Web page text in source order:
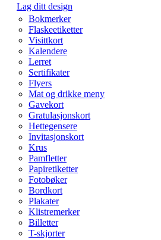
Lag ditt design
Bokmerker
Flaskeetiketter
Visittkort
Kalendere
Lerret
Sertifikater
Flyers
Mat og drikke meny
Gavekort
Gratulasjonskort
Hettegensere
Invitasjonskort
Krus
Pamfletter
Papiretiketter
Fotobøker
Bordkort
Plakater
Klistremerker
Billetter
T-skjorter